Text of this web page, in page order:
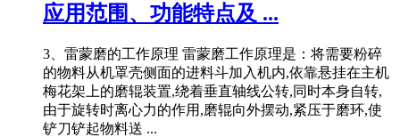
应用范围、功能特点及 ...
3、雷蒙磨的工作原理 雷蒙磨工作原理是：将需要粉碎
的物料从机罩壳侧面的进料斗加入机内,依靠悬挂在主机
梅花架上的磨辊装置,绕着垂直轴线公转,同时本身自转,
由于旋转时离心力的作用,磨辊向外摆动,紧压于磨环,使
铲刀铲起物料送 ...